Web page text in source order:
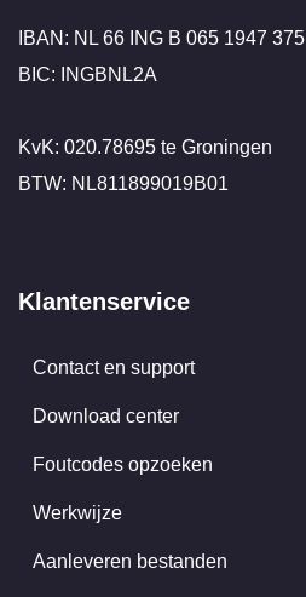
IBAN: NL 66 ING B 065 1947 375
BIC: INGBNL2A
KvK: 020.78695 te Groningen
BTW: NL811899019B01
Klantenservice
Contact en support
Download center
Foutcodes opzoeken
Werkwijze
Aanleveren bestanden